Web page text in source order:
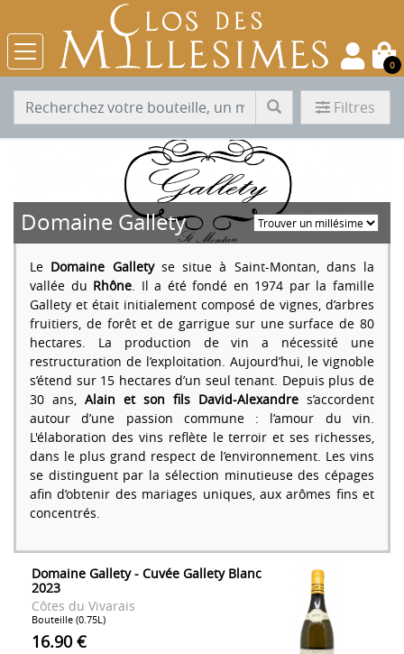
0
Filtres
Domaine Gallety
Le Domaine Galletyse situe à Saint-Montan, dans la
vallée du Rhône. Il a été fondé en 1974 par la famille
Gallety et était initialement composé de vignes, d’arbres
fruitiers, de forêt et de garrigue sur une surface de 80
hectares. La production de vin a nécessité une
restructuration de l’exploitation. Aujourd’hui, le vignoble
s’étend sur 15 hectares d’un seul tenant. Depuis plus de
30 ans, Alain et son fils David-Alexandre s’accordent
autour d’une passion commune : l’amour du vin.
L'élaboration des vins reflète le terroir et ses richesses,
dans le plus grand respect de l’environnement. Les vins
se distinguent par la sélection minutieuse des cépages
afin d’obtenir des mariages uniques, aux arômes fins et
concentrés.
Domaine Gallety - Cuvée Gallety Blanc
2023
Côtes du Vivarais
Bouteille (0.75L)
16.90 €